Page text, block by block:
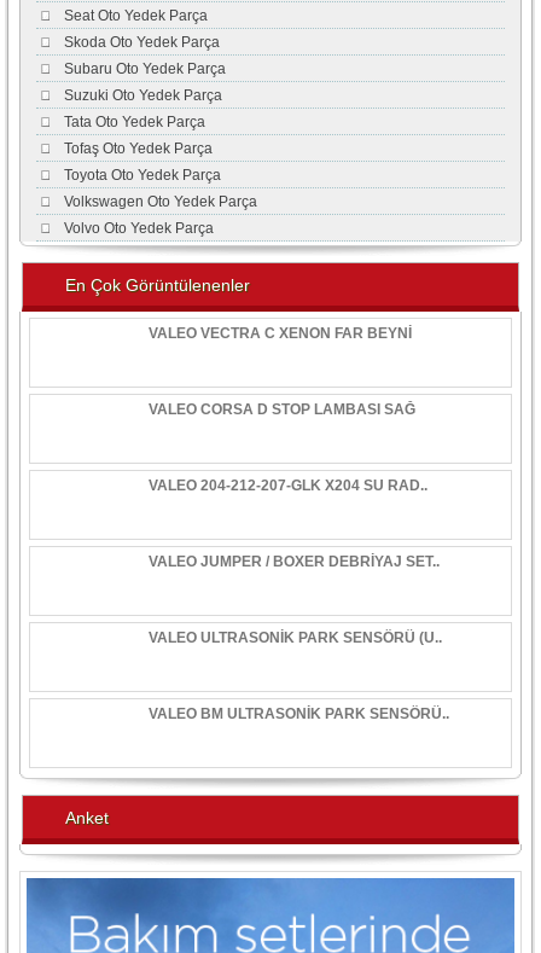
Seat Oto Yedek Parça
Skoda Oto Yedek Parça
Subaru Oto Yedek Parça
Suzuki Oto Yedek Parça
Tata Oto Yedek Parça
Tofaş Oto Yedek Parça
Toyota Oto Yedek Parça
Volkswagen Oto Yedek Parça
Volvo Oto Yedek Parça
En Çok Görüntülenenler
VALEO VECTRA C XENON FAR BEYNİ
VALEO CORSA D STOP LAMBASI SAĞ
VALEO 204-212-207-GLK X204 SU RAD..
VALEO JUMPER / BOXER DEBRİYAJ SET..
VALEO ULTRASONİK PARK SENSÖRÜ (U..
VALEO BM ULTRASONİK PARK SENSÖRÜ..
Anket